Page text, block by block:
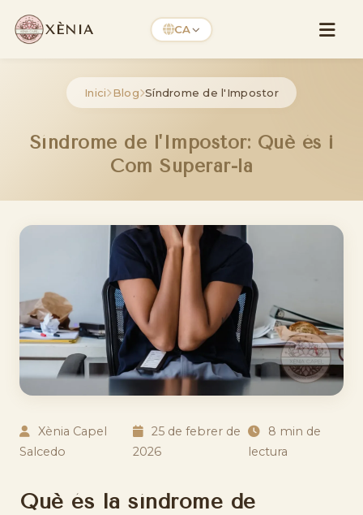
XÈNIA CA
Inici Blog Síndrome de l'Impostor
Síndrome de l'Impostor: Què és i
Com Superar-la
Xènia Capel
Salcedo
25 de febrer de
2026
8 min de
lectura
Què és la síndrome de